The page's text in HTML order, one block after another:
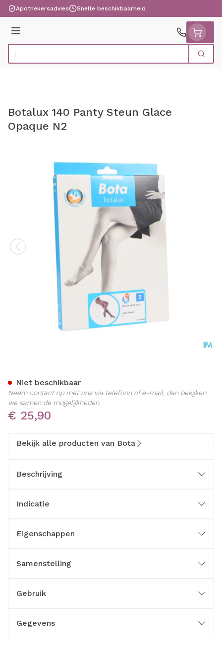
Ga naar de inhoud
Apothekersadvies Snelle beschikbaarheid
Menu
Product, merk, categorie... Zoek
Botalux 140 Panty Steun Glace
Opaque N2
€ 25,90
Niet beschikbaar
Neem contact op met ons via telefoon of e-mail, dan bekijken
we samen de mogelijkheden.
Bekijk alle producten van Bota
Beschrijving
Indicatie
Eigenschappen
Samenstelling
Gebruik
Gegevens